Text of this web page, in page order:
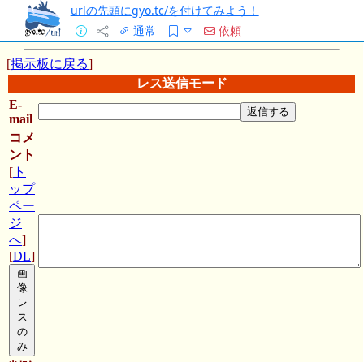
urlの先頭にgyo.tc/を付けてみよう！
通常
依頼